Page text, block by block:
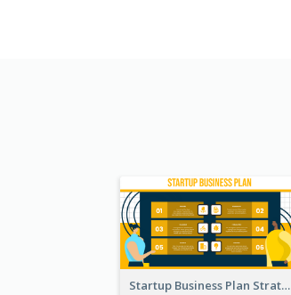
Startup Business Plan Strategic Analysis